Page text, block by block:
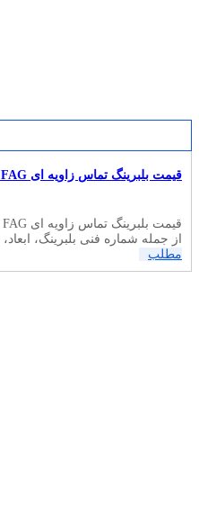
قیمت بلبرینگ تماس زاویه ای FAG اورجینال
از جمله شماره فنی بلبرینگ،
مطلب